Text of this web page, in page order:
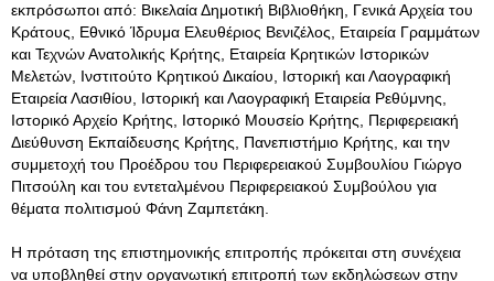
εκπρόσωποι από: Βικελαία Δημοτική Βιβλιοθήκη, Γενικά Αρχεία του
Κράτους, Εθνικό Ίδρυμα Ελευθέριος Βενιζέλος, Εταιρεία Γραμμάτων
και Τεχνών Ανατολικής Κρήτης, Εταιρεία Κρητικών Ιστορικών
Μελετών, Ινστιτούτο Κρητικού Δικαίου, Ιστορική και Λαογραφική
Εταιρεία Λασιθίου, Ιστορική και Λαογραφική Εταιρεία Ρεθύμνης,
Ιστορικό Αρχείο Κρήτης, Ιστορικό Μουσείο Κρήτης, Περιφερειακή
Διεύθυνση Εκπαίδευσης Κρήτης, Πανεπιστήμιο Κρήτης, και την
συμμετοχή του Προέδρου του Περιφερειακού Συμβουλίου Γιώργο
Πιτσούλη και του εντεταλμένου Περιφερειακού Συμβούλου για
θέματα πολιτισμού Φάνη Ζαμπετάκη.
Η πρόταση της επιστημονικής επιτροπής πρόκειται στη συνέχεια
να υποβληθεί στην οργανωτική επιτροπή των εκδηλώσεων στην